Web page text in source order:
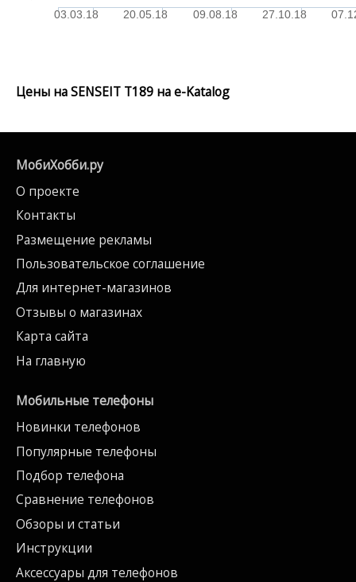
03.03.18 20.05.18 09.08.18 27.10.18
Цены на SENSEIT T189 на e-Katalog
МобиХобби.ру
О проекте
Контакты
Размещение рекламы
Пользовательское соглашение
Для интернет-магазинов
Отзывы о магазинах
Карта сайта
На главную
Мобильные телефоны
Новинки телефонов
Популярные телефоны
Подбор телефона
Сравнение телефонов
Обзоры и статьи
Инструкции
Аксессуары для телефонов